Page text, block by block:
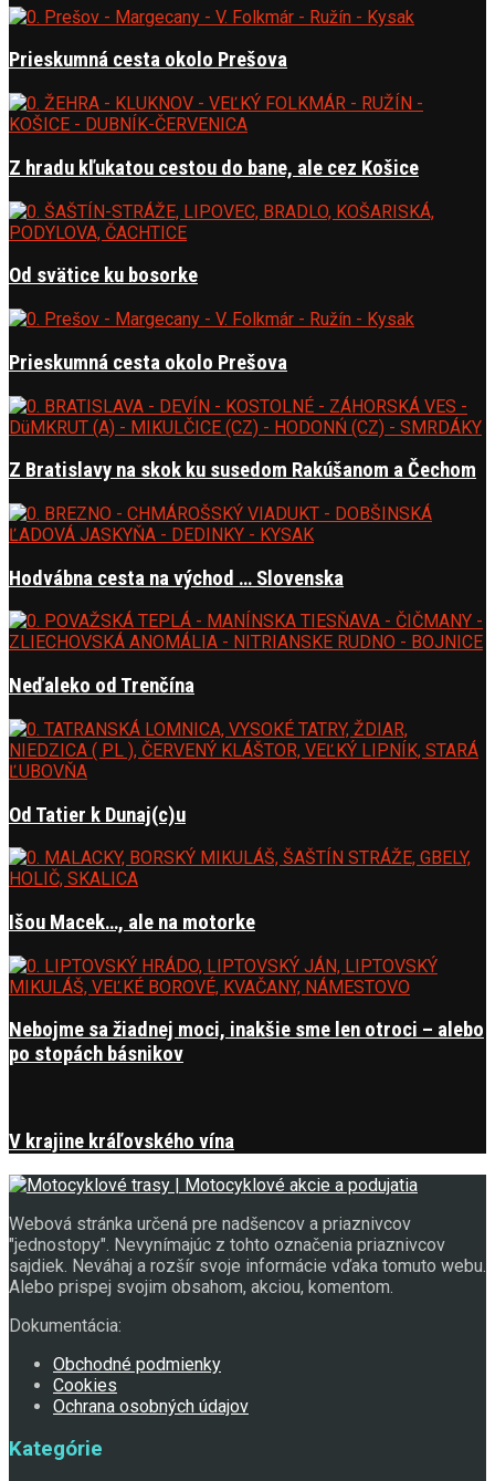
Prieskumná cesta okolo Prešova
Z hradu kľukatou cestou do bane, ale cez Košice
Od svätice ku bosorke
Prieskumná cesta okolo Prešova
Z Bratislavy na skok ku susedom Rakúšanom a Čechom
Hodvábna cesta na východ … Slovenska
Neďaleko od Trenčína
Od Tatier k Dunaj(c)u
Išou Macek…, ale na motorke
Nebojme sa žiadnej moci, inakšie sme len otroci – alebo
po stopách básnikov
V krajine kráľovského vína
Webová stránka určená pre nadšencov a priaznivcov
"jednostopy". Nevynímajúc z tohto označenia priaznivcov
sajdiek. Neváhaj a rozšír svoje informácie vďaka tomuto webu.
Alebo prispej svojim obsahom, akciou, komentom.
Dokumentácia:
Obchodné podmienky
Cookies
Ochrana osobných údajov
Kategórie